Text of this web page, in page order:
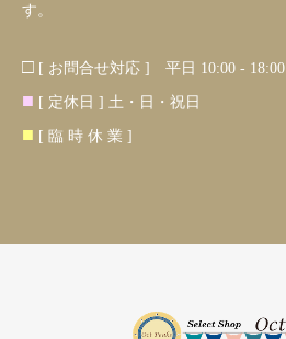
す。
□ [ お問合せ対応 ] 平日 10:00 - 18:00
■ [ 定休日 ] 土・日・祝日
■ [ 臨 時 休 業 ]